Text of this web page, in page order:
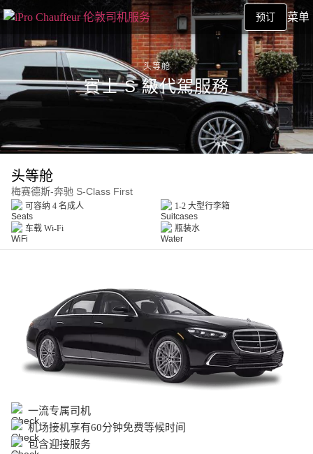
预订 菜单
头等舱
賓士 S 級代駕服務
头等舱
梅赛德斯-奔驰 S-Class First
可容纳 4 名成人 1-2 大型行李箱
车载 Wi‑Fi 瓶装水
一流专属司机
机场接机享有60分钟免费等候时间
包含迎接服务